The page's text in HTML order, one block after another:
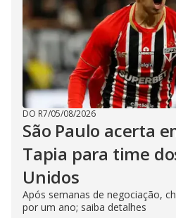
DO R7/05/08/2026
São Paulo acerta
Tapia para time
Unidos
Após semanas de negociação,
por um ano; saiba detalhes